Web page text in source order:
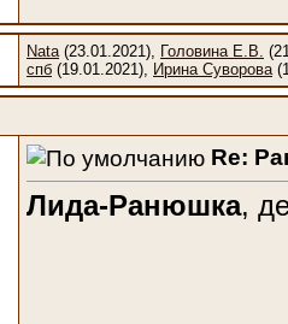
Nata(23.01.2021), Головина Е.В.
спб (19.01.2021), Ирина Суворова
Re:
Лида-Ранюшка,